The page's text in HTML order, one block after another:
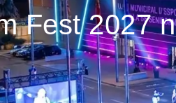
Fest 2027